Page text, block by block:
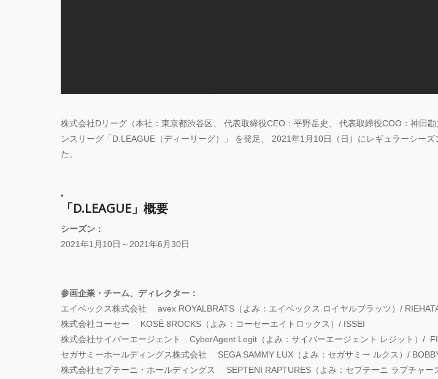
株式会社Dリーグ（本社：東京都渋谷区、 代表取締役CEO：平野岳史、 代表取締役COO：神田
ンスリーグ「D.LEAGUE（ディーリーグ）」 を発足、 2021年1月10日（日） にレギュラーシー
た。
「D.LEAGUE」概要
シーズン：
2021年1月10日～2021年6月30日
参画企業・チーム、ディレクター：
エイベックス株式会社 avex ROYALBRATS（よみ：エイベックス ロイヤルブラッツ）/
株式会社コーセー KOSÉ 8ROCKS（よみ：コーセーエイトロックス）/ ISSEI
株式会社サイバーエージェント CyberAgent Legit（よみ：サイバーエージェント レジット）/
セガサミーホールディングス株式会社 SEGA SAMMY LUX（よみ：セガサミー ルクス）/
株式会社セプテーニ・ホールディングス SEPTENI RAPTURES（よみ：セプテーニ ラプチャ